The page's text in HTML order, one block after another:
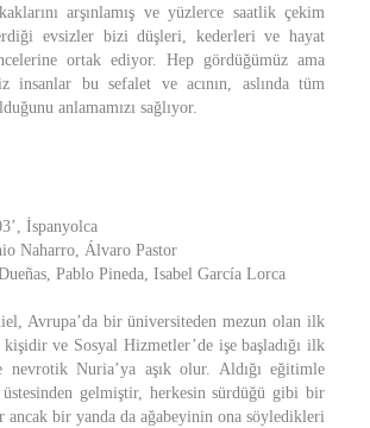
arşınlamış ve yüzlerce saatlik çekim
evsizler bizi düşleri, kederleri ve hayat
ortak ediyor. Hep gördüğümüz ama
insanlar bu sefalet ve acının, aslında tüm
anlamamızı sağlıyor.
İspanyolca
Naharro, Álvaro Pastor
Pablo Pineda, Isabel García Lorca
Avrupa’da bir üniversiteden mezun olan ilk
ve Sosyal Hizmetler’de işe başladığı ilk
nevrotik Nuria’ya aşık olur. Aldığı eğitimle
üstesinden gelmiştir, herkesin sürdüğü gibi bir
ancak bir yanda da ağabeyinin ona söyledikleri